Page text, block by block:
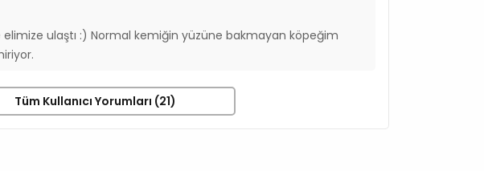
elimize ulaştı :) Normal kemiğin yüzüne bakmayan köpeğim
Tüm Kullanıcı Yorumları (21)